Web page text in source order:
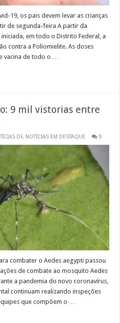
19, os pais devem levar as crianças
de segunda-feira A partir da
em todo o Distrito Federal, a
contra a Poliomielite. As doses
vacina de todo o …
9 mil vistorias entre
DF, NOTÍCIAS EM DESTAQUE 0
combater o Aedes aegypti passou
de combate ao mosquito Aedes
a pandemia do novo coronavírus,
continuam realizando inspeções
que compõem o …